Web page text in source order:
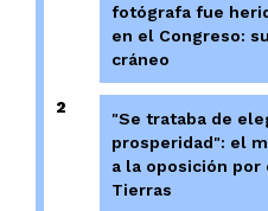
fotógrafa fue
en el Congreso:
cráneo
2
"Se trataba de
prosperidad": el
a la oposición por
Tierras